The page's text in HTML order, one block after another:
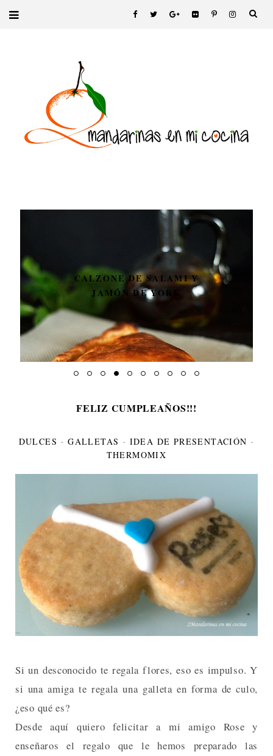
CALZONE DE SALAMI Y
JAMÓN DE YORK
FELIZ CUMPLEAÑOS!!!
DULCES ·GALLETAS · IDEA DE PRESENTACIÓN ·
THERMOMIX
Si un desconocido te regala flores, eso es impulso. Y
si una amiga te regala una galleta en forma de culo,
¿eso qué es?
Desde aquí quiero felicitar a mi amigo Rose y
enseñaros el regalo que le hemos preparado las